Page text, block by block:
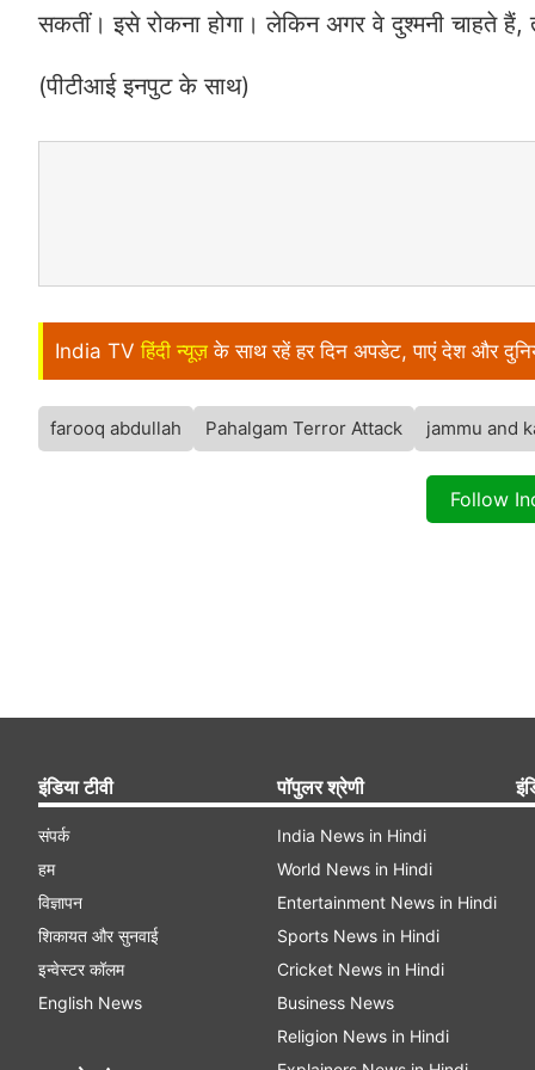
सकतीं। इसे रोकना होगा। लेकिन अगर वे दुश्मनी चाहते हैं,
(पीटीआई इनपुट के साथ)
India TV हिंदी न्यूज़ के साथ रहें हर दिन अपडेट, पाएं देश और
farooq abdullah Pahalgam Terror Attack jammu and
Follow
इंडिया टीवी
संपर्क
हम
विज्ञापन
शिकायत और सुनवाई
इन्वेस्टर कॉलम
English News
पॉपुलर श्रेणी
India News in Hindi
World News in Hindi
Entertainment News in Hindi
Sports News in Hindi
Cricket News in Hindi
Business News
Religion News in Hindi